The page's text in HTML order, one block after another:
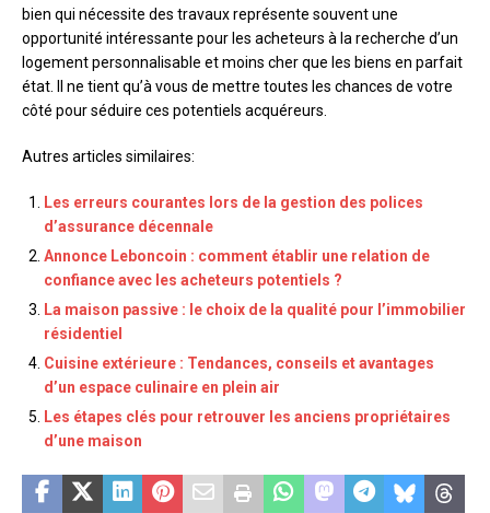
bien qui nécessite des travaux représente souvent une
opportunité intéressante pour les acheteurs à la recherche d’un
logement personnalisable et moins cher que les biens en parfait
état. Il ne tient qu’à vous de mettre toutes les chances de votre
côté pour séduire ces potentiels acquéreurs.
Autres articles similaires:
Les erreurs courantes lors de la gestion des polices
d’assurance décennale
Annonce Leboncoin : comment établir une relation de
confiance avec les acheteurs potentiels ?
La maison passive : le choix de la qualité pour l’immobilier
résidentiel
Cuisine extérieure : Tendances, conseils et avantages
d’un espace culinaire en plein air
Les étapes clés pour retrouver les anciens propriétaires
d’une maison